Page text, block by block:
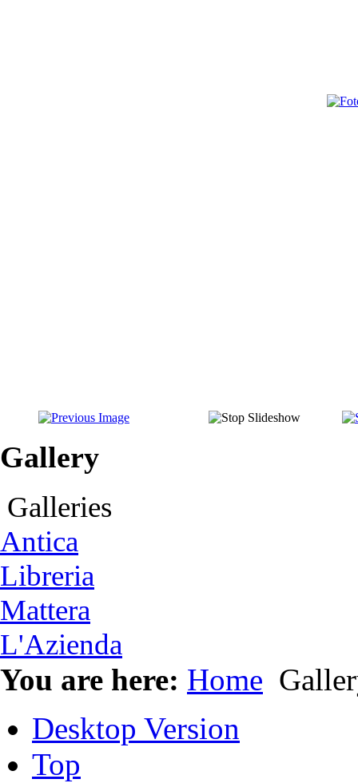
Gallery
Galleries
Antica
Libreria
Mattera
L'Azienda
You are here: Home
Desktop Version
Top